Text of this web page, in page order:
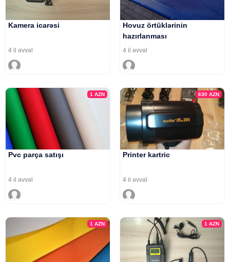
Kamera icarəsi
4 il əvvəl
Hovuz örtüklərinin
hazırlanması
4 il əvvəl
1AZN
Pvc parça satışı
4 il əvvəl
630 AZN
Printer kartric
4 il əvvəl
1AZN 1 AZN